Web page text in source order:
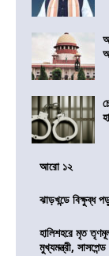
আরো ১২
ঝাড়খন্ডে বিক্ষুব্ধ
হালিশহরে মৃত
মুখ্যমন্ত্রী,